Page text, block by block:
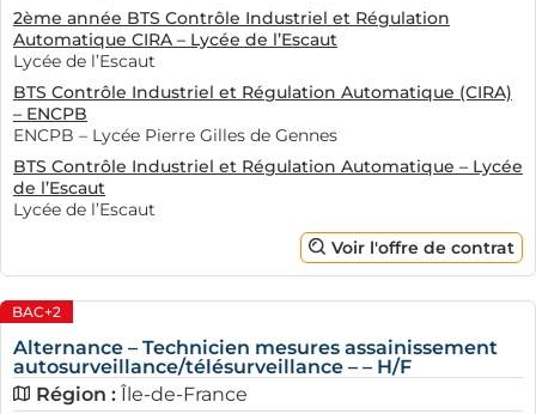
groupes dédiés à l'alternance. Participez à des forums
et échanges, car cela peut accroître vos chances de
découvrir des entreprises cachées qui recrutent des
apprentis.
Enfin, pensez à soigner votre CV et votre lettre de
motivation, car ils sont vos premiers ambassadeurs.
2ème année BTS Contrôle Industriel et Régulation
Automatique CIRA – Lycée de l’Escaut
Lycée de l’Escaut
BTS Contrôle Industriel et Régulation Automatique (CIRA)
– ENCPB
ENCPB – Lycée Pierre Gilles de Gennes
BTS Contrôle Industriel et Régulation Automatique – Lycée
de l’Escaut
Lycée de l’Escaut
Voir l'offre de contrat
BAC+2
Alternance – Technicien mesures assainissement
autosurveillance/télésurveillance – – H/F
Région : Île-de-France